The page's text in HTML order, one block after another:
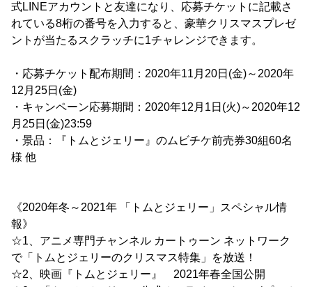
式LINEアカウントと友達になり、応募チケットに記載さ
れている8桁の番号を入力すると、豪華クリスマスプレゼ
ントが当たるスクラッチに1チャレンジできます。
・応募チケット配布期間：2020年11月20日(金)～2020年
12月25日(金)
・キャンペーン応募期間：2020年12月1日(火)～2020年12
月25日(金)23:59
・景品：『トムとジェリー』のムビチケ前売券30組60名
様 他
《2020年冬～2021年 「トムとジェリー」スペシャル情
報》
☆1、アニメ専門チャンネル カートゥーン ネットワーク
で「トムとジェリーのクリスマス特集」を放送！
☆2、映画『トムとジェリー』 2021年春全国公開